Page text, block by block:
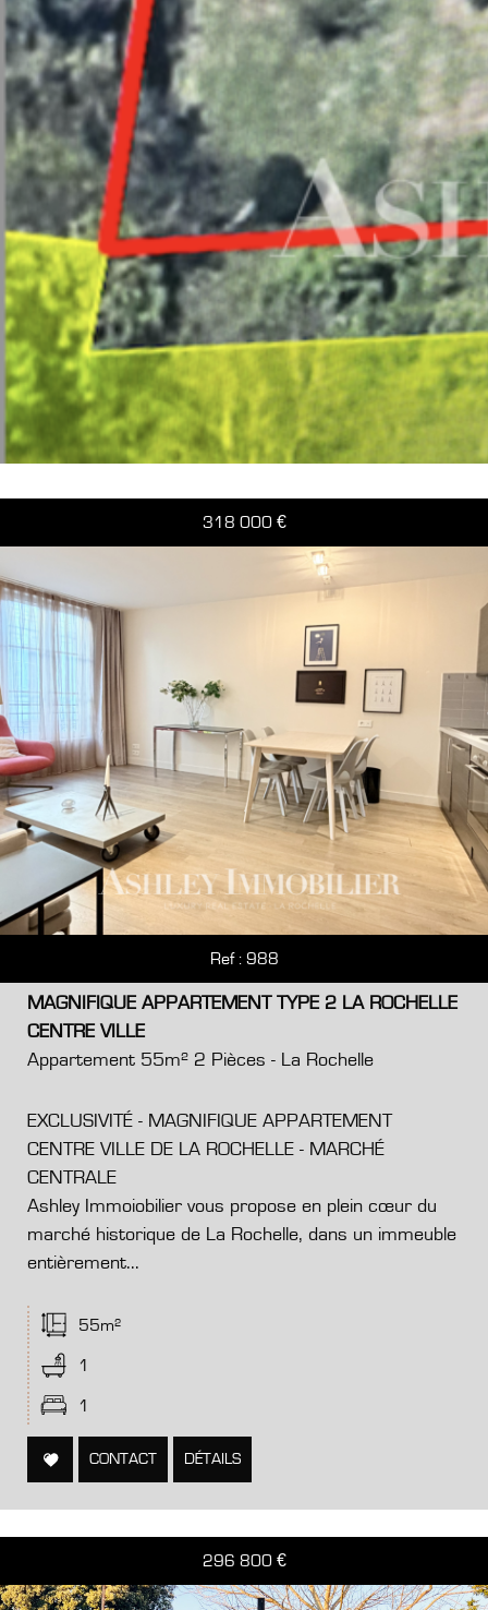
318 000 €
Ref : 988
MAGNIFIQUE APPARTEMENT TYPE 2 LA ROCHELLE
CENTRE VILLE
Appartement 55m² 2 Pièces - La Rochelle
EXCLUSIVITÉ - MAGNIFIQUE APPARTEMENT
CENTRE VILLE DE LA ROCHELLE - MARCHÉ
CENTRALE
Ashley Immoiobilier vous propose en plein cœur du
marché historique de La Rochelle, dans un immeuble
entièrement...
55m²
1
1
CONTACT DÉTAILS
296 800 €